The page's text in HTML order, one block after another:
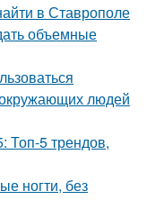
в Ставрополе
объемные
людей
5 трендов,
ногти, без